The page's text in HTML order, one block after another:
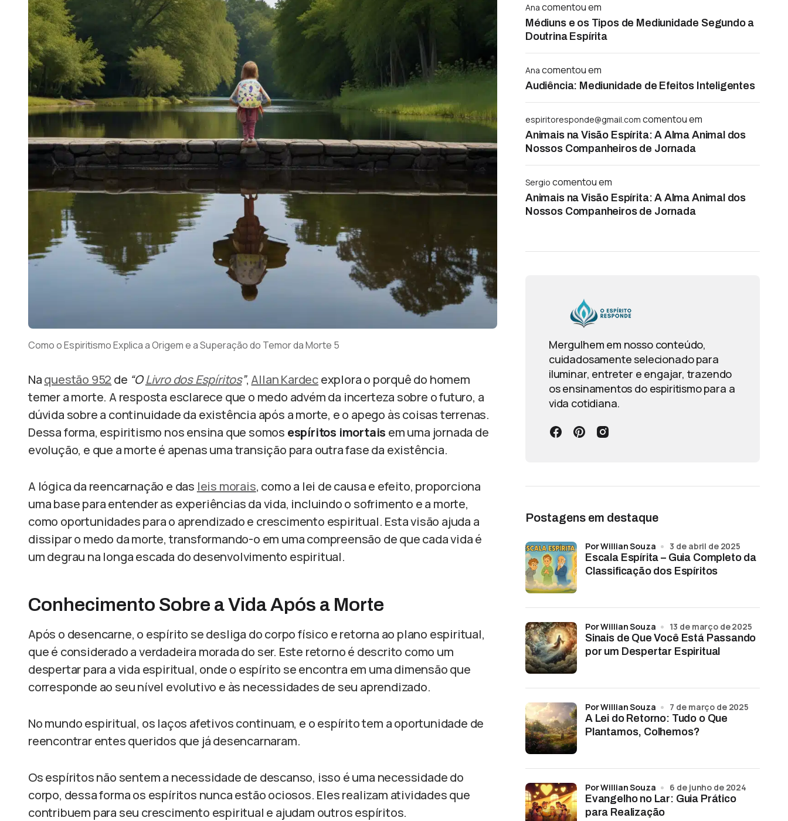
Como o Espiritismo Explica a Origem e a Superação do Temor da Morte 5
Naquestão 952 de “OLivro dos Espíritos”, Allan Kardecexplora o porquê do homem
temer a morte. A resposta esclarece que o medo advém da incerteza sobre o futuro, a
dúvida sobre a continuidade da existência após a morte, e o apego às coisas terrenas.
Dessa forma, espiritismo nos ensina que somos espíritos imortais em uma jornada de
evolução, e que a morte é apenas uma transição para outra fase da existência.
A lógica da reencarnação e das leis morais, como a lei de causa e efeito, proporciona
uma base para entender as experiências da vida, incluindo o sofrimento e a morte,
como oportunidades para o aprendizado e crescimento espiritual. Esta visão ajuda a
dissipar o medo da morte, transformando-o em uma compreensão de que cada vida é
um degrau na longa escada do desenvolvimento espiritual.
Conhecimento Sobre a Vida Após a Morte
Após o desencarne, o espírito se desliga do corpo físico e retorna ao plano espiritual,
que é considerado a verdadeira morada do ser. Este retorno é descrito como um
despertar para a vida espiritual, onde o espírito se encontra em uma dimensão que
corresponde ao seu nível evolutivo e às necessidades de seu aprendizado.
No mundo espiritual, os laços afetivos continuam, e o espírito tem a oportunidade de
reencontrar entes queridos que já desencarnaram.
Os espíritos não sentem a necessidade de descanso, isso é uma necessidade do
corpo, dessa forma os espíritos nunca estão ociosos. Eles realizam atividades que
contribuem para seu crescimento espiritual e ajudam outros espíritos.
Ana comentou em
Médiuns e os Tipos de Mediunidade Segundo a
Doutrina Espírita
Ana comentou em
Audiência: Mediunidade de Efeitos Inteligentes
espiritoresponde@gmail.com comentou em
Animais na Visão Espírita: A Alma Animal dos
Nossos Companheiros de Jornada
Sergio comentou em
Animais na Visão Espírita: A Alma Animal dos
Nossos Companheiros de Jornada
Mergulhem em nosso conteúdo,
cuidadosamente selecionado para
iluminar, entreter e engajar, trazendo
os ensinamentos do espiritismo para a
vida cotidiana.
Postagens em destaque
Escala Espírita – Guia Completo da
Classificação dos Espíritos
por Willian Souza 3 de abril de 2025
Sinais de Que Você Está Passando
por um Despertar Espiritual
por Willian Souza 13 de março de 2025
A Lei do Retorno: Tudo o Que
Plantamos, Colhemos?
por Willian Souza 7 de março de 2025
Evangelho no Lar: Guia Prático
para Realização
por Willian Souza 6 de junho de 2024